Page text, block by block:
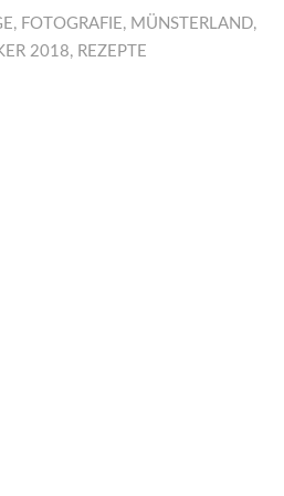
, FOTOGRAFIE, MÜNSTERLAND,
2018, REZEPTE